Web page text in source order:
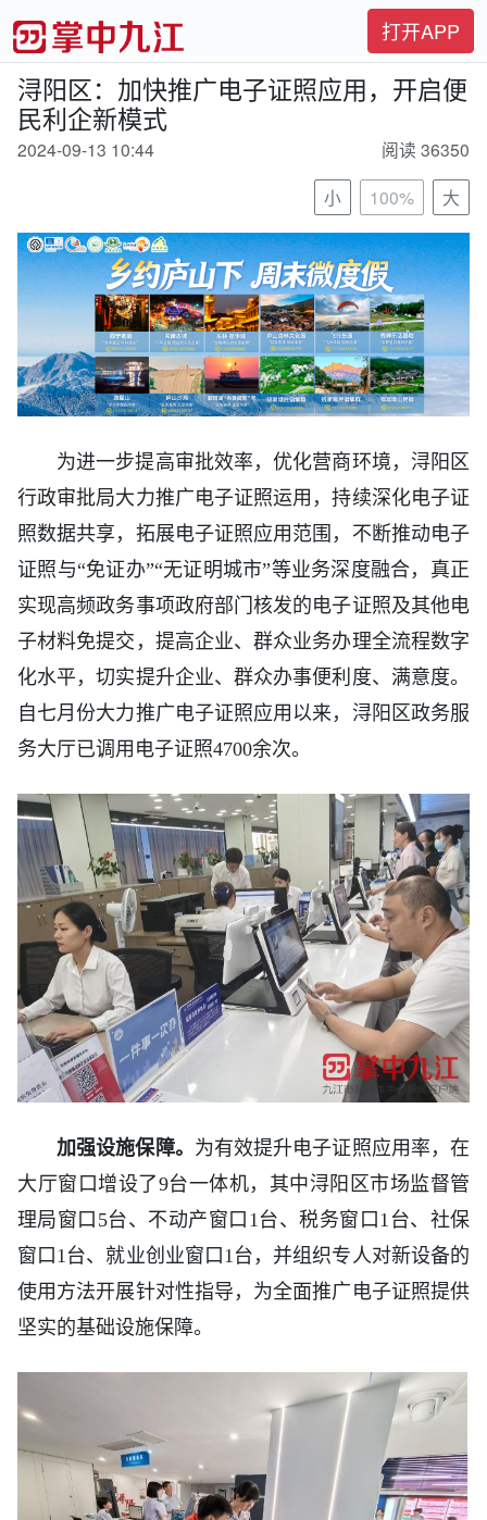
打开APP
浔阳区：加快推广电子证照应用，开启便
民利企新模式
2024-09-13 10:44
阅读 36350
小
100% 大
为进一步提高审批效率，优化营商环境，浔阳区
行政审批局大力推广电子证照运用，持续深化电子证
照数据共享，拓展电子证照应用范围，不断推动电子
证照与“免证办”“无证明城市”等业务深度融合，真正
实现高频政务事项政府部门核发的电子证照及其他电
子材料免提交，提高企业、群众业务办理全流程数字
化水平，切实提升企业、群众办事便利度、满意度。
自七月份大力推广电子证照应用以来，浔阳区政务服
务大厅已调用电子证照4700余次。
加强设施保障。 为有效提升电子证照应用率，在
大厅窗口增设了9台一体机，其中浔阳区市场监督管
理局窗口5台、不动产窗口1台、税务窗口1台、社保
窗口1台、就业创业窗口1台，并组织专人对新设备的
使用方法开展针对性指导，为全面推广电子证照提供
坚实的基础设施保障。